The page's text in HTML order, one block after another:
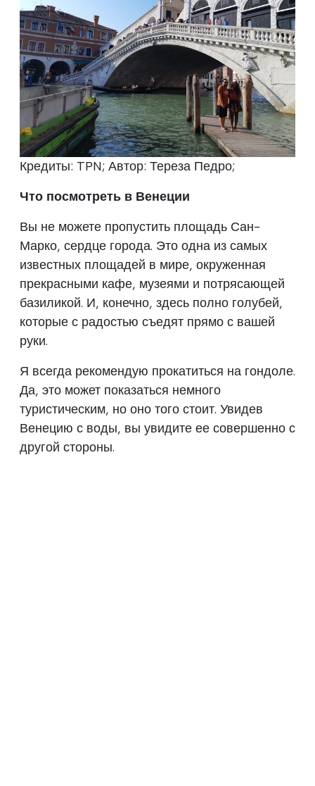
Кредиты: TPN; Автор: Тереза Педро;
Что посмотреть в Венеции
Вы не можете пропустить площадь Сан-
Марко, сердце города. Это одна из самых
известных площадей в мире, окруженная
прекрасными кафе, музеями и потрясающей
базиликой. И, конечно, здесь полно голубей,
которые с радостью съедят прямо с вашей
руки.
Я всегда рекомендую прокатиться на гондоле.
Да, это может показаться немного
туристическим, но оно того стоит. Увидев
Венецию с воды, вы увидите ее совершенно с
другой стороны.